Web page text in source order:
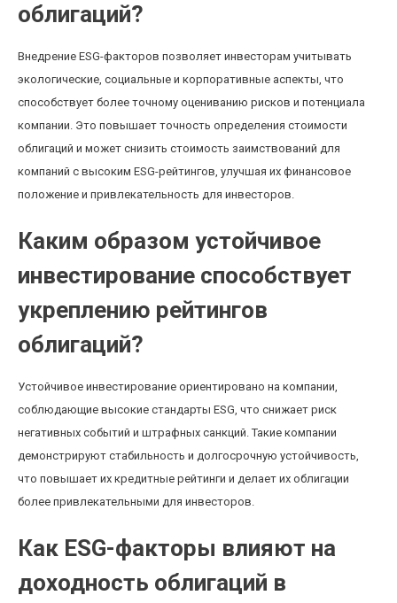
облигаций?
Внедрение ESG-факторов позволяет инвесторам учитывать
экологические, социальные и корпоративные аспекты, что
способствует более точному оцениванию рисков и потенциала
компании. Это повышает точность определения стоимости
облигаций и может снизить стоимость заимствований для
компаний с высоким ESG-рейтингов, улучшая их финансовое
положение и привлекательность для инвесторов.
Каким образом устойчивое
инвестирование способствует
укреплению рейтингов
облигаций?
Устойчивое инвестирование ориентировано на компании,
соблюдающие высокие стандарты ESG, что снижает риск
негативных событий и штрафных санкций. Такие компании
демонстрируют стабильность и долгосрочную устойчивость,
что повышает их кредитные рейтинги и делает их облигации
более привлекательными для инвесторов.
Как ESG-факторы влияют на
доходность облигаций в